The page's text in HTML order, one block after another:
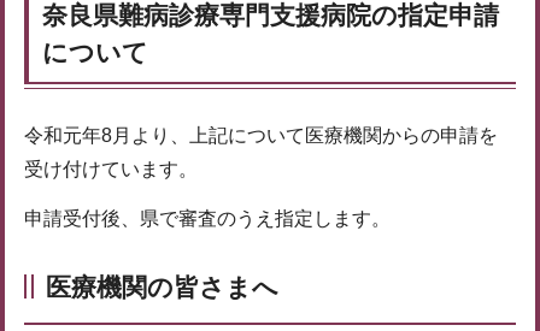
奈良県難病診療専門支援病院の指定申請
について
令和元年8月より、上記について医療機関からの申請を
受け付けています。
申請受付後、県で審査のうえ指定します。
医療機関の皆さまへ